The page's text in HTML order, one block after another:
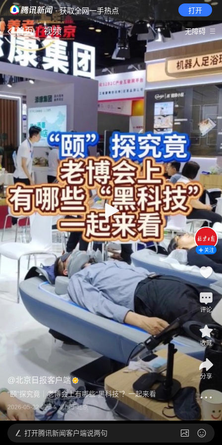
· 获取全网一手热点 打开
首页 视频 无障碍
@北京日报客户端
“颐”探究竟｜老博会上有哪些“黑科技”？一起来看
2026-05-22 09:54 发布于北京
关注
评论
收藏
分享
打开腾讯新闻客户端说两句